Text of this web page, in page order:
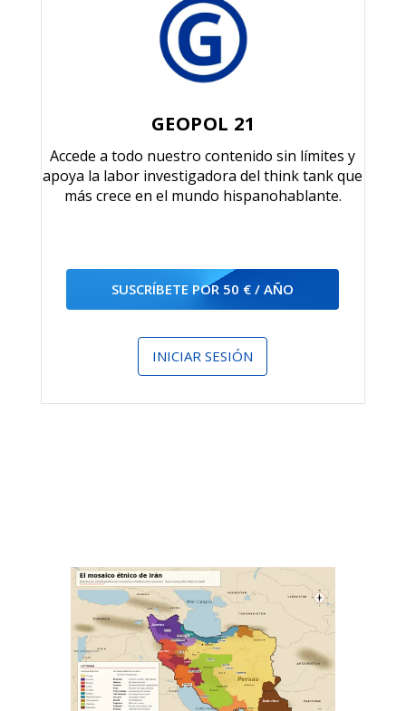
GEOPOL 21
Accede a todo nuestro contenido sin límites y
apoya la labor investigadora del think tank que
más crece en el mundo hispanohablante.
SUSCRÍBETE POR 50 € / AÑO
INICIAR SESIÓN